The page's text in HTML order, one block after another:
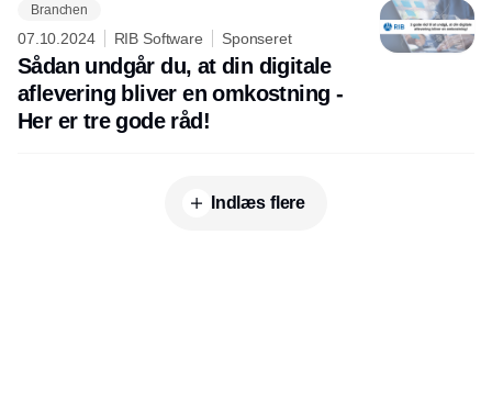
Branchen
07.10.2024 RIB Software Sponseret
Sådan undgår du, at din digitale
aflevering bliver en omkostning -
Her er tre gode råd!
Indlæs flere